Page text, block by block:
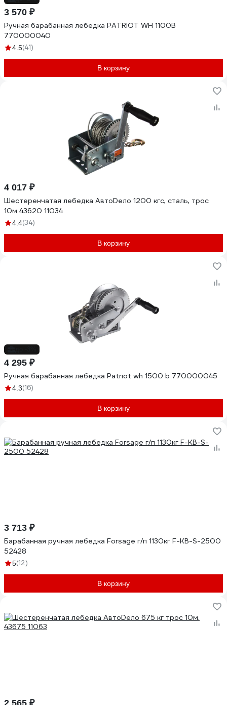
3 570 ₽
Ручная барабанная лебедка PATRIOT WH 1100B
770000040
4.5(41)
В корзину
4 017 ₽
Шестеренчатая лебедка АвтоDело 1200 кгс, сталь, трос
10м 43620 11034
4.4(34)
В корзину
4 295 ₽
Ручная барабанная лебедка Patriot wh 1500 b 770000045
4.3(16)
В корзину
3 713 ₽
Барабанная ручная лебедка Forsage г/п 1130кг F-KB-S-2500
52428
5(12)
В корзину
2 565 ₽